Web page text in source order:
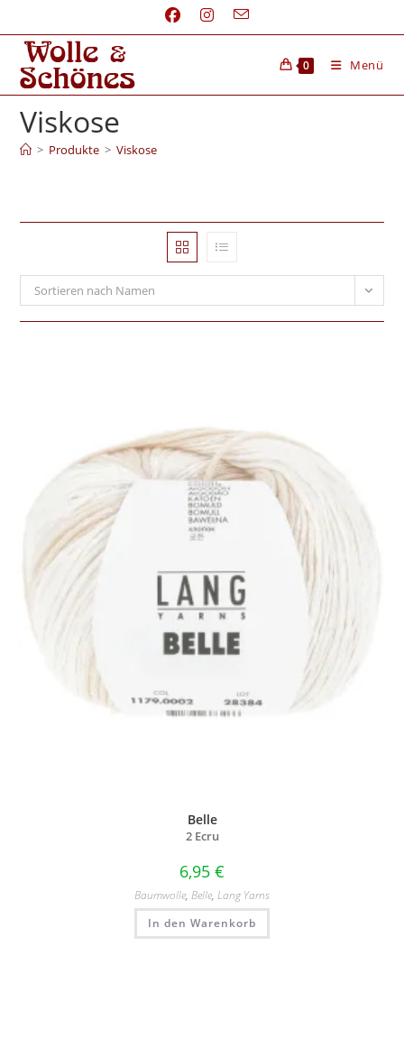
0 Menü
Viskose
> Produkte > Viskose
Sortieren nach Namen
Belle
2 Ecru
6,95 €
Baumwolle, Belle, Lang Yarns
In den Warenkorb